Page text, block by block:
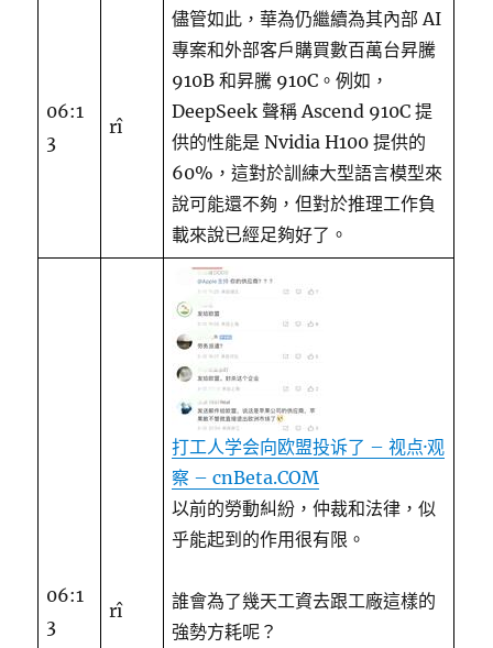
06:1
3
rî
儘管如此，華為仍繼續為其內部 AI
專案和外部客戶購買數百萬台昇騰
910B 和昇騰 910C。例如，
DeepSeek 聲稱 Ascend 910C 提
供的性能是 Nvidia H100 提供的
60%，這對於訓練大型語言模型來
說可能還不夠，但對於推理工作負
載來說已經足夠好了。
06:1
3
rî
打工人学会向欧盟投诉了 – 视点·观
察 – cnBeta.COM
以前的勞動糾紛，仲裁和法律，似
乎能起到的作用很有限。
誰會為了幾天工資去跟工廠這樣的
強勢方耗呢？